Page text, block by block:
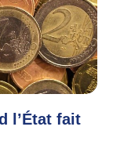
l’État fait